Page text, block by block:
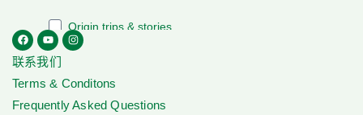
联系我们
Terms & Conditons
Frequently Asked Questions